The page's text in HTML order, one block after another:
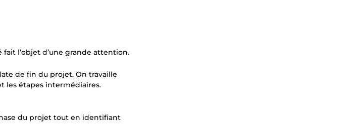
l’objet d’une grande attention.
de fin du projet. On travaille
les étapes intermédiaires.
du projet tout en identifiant